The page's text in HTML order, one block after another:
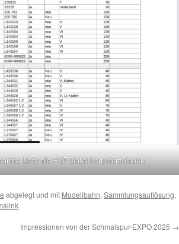
Liste als PdF-Datei herunterzuladen
abgelegt und mit Modellbahn, Sammlungsauflösung,
.
Impressionen von der Schmalspur-EXPO 2025 →